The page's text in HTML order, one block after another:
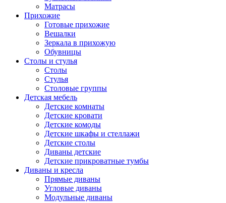
Матрасы
Прихожие
Готовые прихожие
Вешалки
Зеркала в прихожую
Обувницы
Столы и стулья
Столы
Стулья
Столовые группы
Детская мебель
Детские комнаты
Детские кровати
Детские комоды
Детские шкафы и стеллажи
Детские столы
Диваны детские
Детские прикроватные тумбы
Диваны и кресла
Прямые диваны
Угловые диваны
Модульные диваны